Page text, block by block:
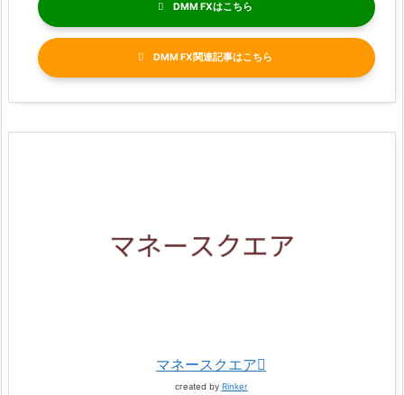
DMM FX
DMM FX関連記事
マネースクエア
created by Rinker